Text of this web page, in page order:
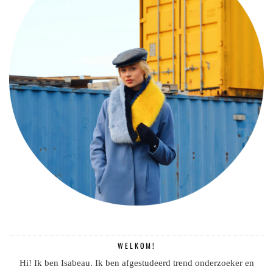
WELKOM!
Hi! Ik ben Isabeau. Ik ben afgestudeerd trend onderzoeker en